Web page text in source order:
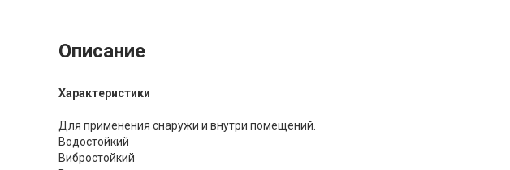
Описание
Характеристики
Для применения снаружи и внутри помещений.
Водостойкий
Вибростойкий